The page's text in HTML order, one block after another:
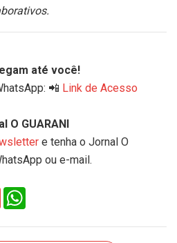
até você!
📲 Link de Acesso
O GUARANI
e tenha o Jornal O
ou e-mail.
Gmail